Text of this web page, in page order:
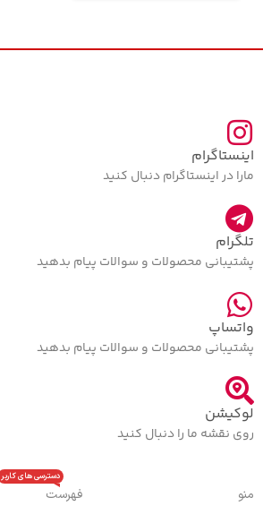
اینستاگرام
مارا در اینستاگرام دنبال کنید
تلگرام
پشتیبانی محصولات و سوالات پیام بدهید
واتساپ
پشتیبانی محصولات و سوالات پیام بدهید
لوکیشن
روی نقشه ما را دنبال کنید
منو
فهرست
دسترسی های کاربر